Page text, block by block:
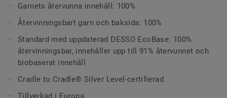
förbättrade EcoBase-baksida, där en fossil ingrediens har
bytts ut till en ny biobaserad huvudingrediens.
Tactile Craft är fullt återvinningsbara i vår egen anläggning
i Nederländerna.
Garnets återvunna innehåll: 100%
Återvinningsbart garn och baksida: 100%
Standard med uppdaterad DESSO EcoBase: 100%
återvinningsbar, innehåller upp till 91% återvunnet och
biobaserat innehåll
Cradle to Cradle® Silver Level-certifierad
Tillverkad i Europa